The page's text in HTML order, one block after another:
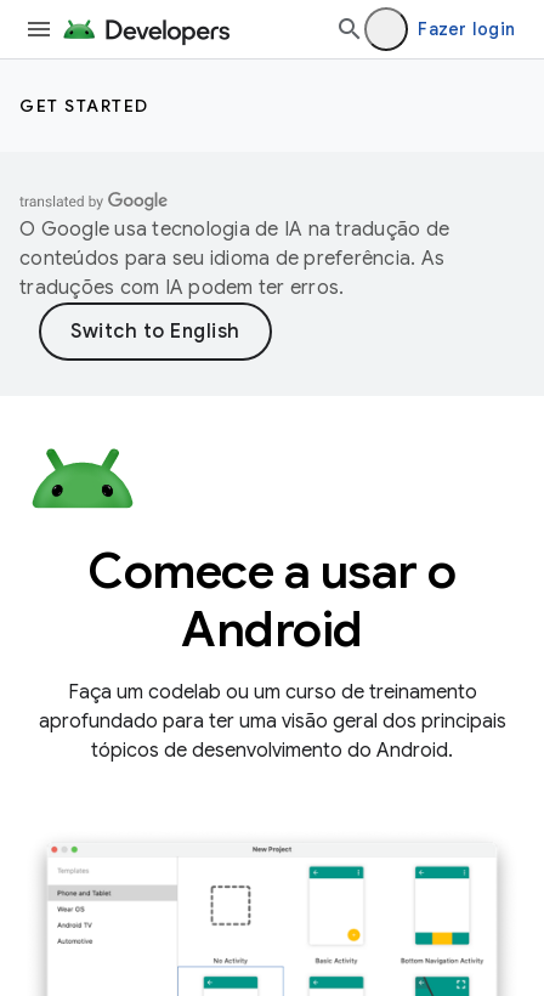
Fazer login
GET STARTED
O Google usa tecnologia de IA na tradução de
conteúdos para seu idioma de preferência. As
traduções com IA podem ter erros.
Comece a usar o
Android
Faça um codelab ou um curso de treinamento
aprofundado para ter uma visão geral dos principais
tópicos de desenvolvimento do Android.